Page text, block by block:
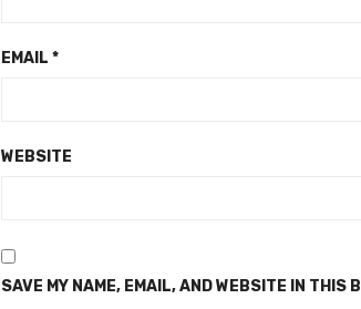
EMAIL *
WEBSITE
SAVE MY NAME, EMAIL, AND WEBSITE IN THIS